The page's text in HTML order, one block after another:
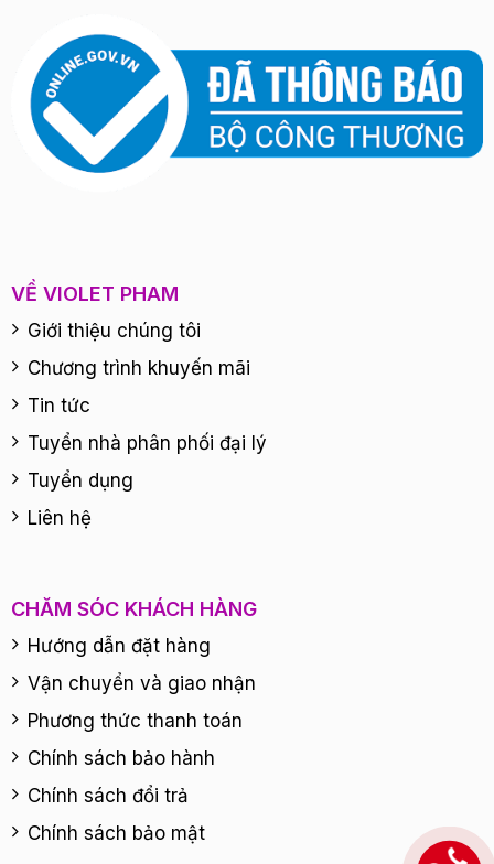
VỀ VIOLET PHAM
Giới thiệu chúng tôi
Chương trình khuyến mãi
Tin tức
Tuyển nhà phân phối đại lý
Tuyển dụng
Liên hệ
CHĂM SÓC KHÁCH HÀNG
Hướng dẫn đặt hàng
Vận chuyển và giao nhận
Phương thức thanh toán
Chính sách bảo hành
Chính sách đổi trả
Chính sách bảo mật